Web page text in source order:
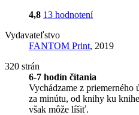
4,8 13 hodnotení
Vydavateľstvo
FANTOM Print, 2019
320 strán
6-7 hodín čítania
Vychádzame z
za minútu, od knihy ku
však môže líšiť.